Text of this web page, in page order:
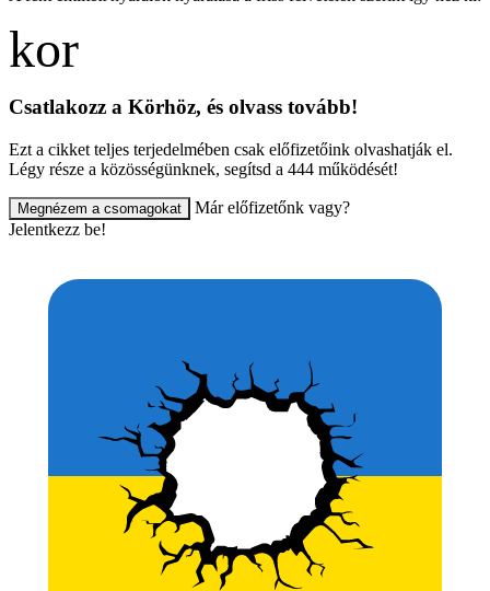
Csatlakozz a Körhöz, és olvass tovább!
Ezt a cikket teljes terjedelmében csak előfizetőink olvashatják el.
Légy része a közösségünknek, segítsd a 444 működését!
Megnézem a csomagokat
Már előfizetőnk vagy?
Jelentkezz be!